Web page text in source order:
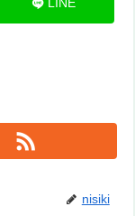
LINE
nisiki